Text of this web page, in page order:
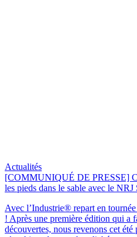
Actualités
[COMMUNIQUÉ DE PRESSE]
les pieds dans le sable avec le
Avec l’Industrie® repart en
! Après une première édition qui a
découvertes, nous revenons cet